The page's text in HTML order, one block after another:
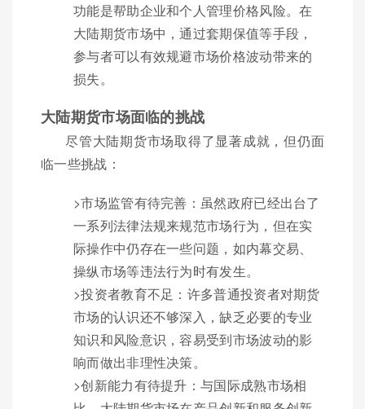
功能是帮助企业和个人管理价格风险。在
大陆期货市场中，通过套期保值等手段，
参与者可以有效规避市场价格波动带来的
损失。
大陆期货市场面临的挑战
尽管大陆期货市场取得了显著成就，但仍面
临一些挑战：
>市场监管有待完善：虽然政府已经出台了
一系列法律法规来规范市场行为，但在实
际操作中仍存在一些问题，如内幕交易、
操纵市场等违法行为时有发生。
>投资者教育不足：许多普通投资者对期货
市场的认识还不够深入，缺乏必要的专业
知识和风险意识，容易受到市场波动的影
响而做出非理性决策。
>创新能力有待提升：与国际成熟市场相